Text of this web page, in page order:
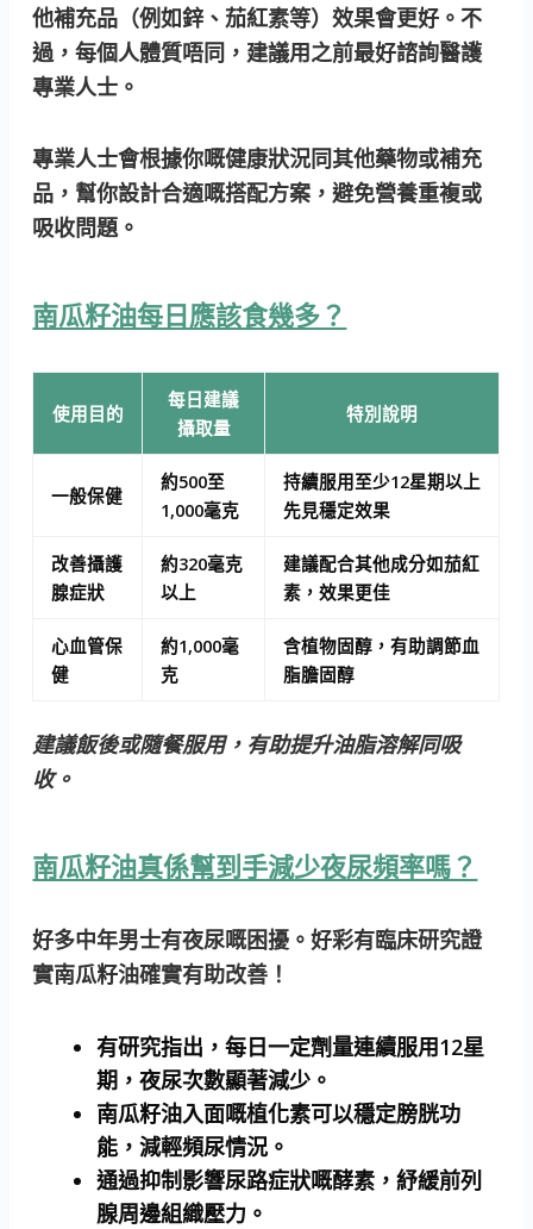
他補充品（例如鋅、茄紅素等）效果會更好。不
過，每個人體質唔同，建議用之前最好諮詢醫護
專業人士。
專業人士會根據你嘅健康狀況同其他藥物或補充
品，幫你設計合適嘅搭配方案，避免營養重複或
吸收問題。
南瓜籽油每日應該食幾多？
使用目的
每日建議
攝取量
特別說明
一般保健
約500至
1,000毫克
持續服用至少12星期以上
先見穩定效果
改善攝護
腺症狀
約320毫克
以上
建議配合其他成分如茄紅
素，效果更佳
心血管保
健
約1,000毫
克
含植物固醇，有助調節血
脂膽固醇
建議飯後或隨餐服用，有助提升油脂溶解同吸
收。
南瓜籽油真係幫到手減少夜尿頻率嗎？
好多中年男士有夜尿嘅困擾。好彩有臨床研究證
實南瓜籽油確實有助改善！
有研究指出，每日一定劑量連續服用12星
期，夜尿次數顯著減少。
南瓜籽油入面嘅植化素可以穩定膀胱功
能，減輕頻尿情況。
通過抑制影響尿路症狀嘅酵素，紓緩前列
腺周邊組織壓力。